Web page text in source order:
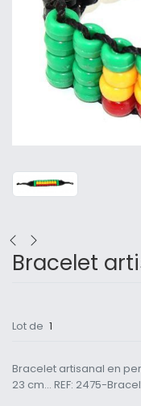
Bracelet
Lot de 1
Bracelet artisanal en
23 cm... REF: 2475-